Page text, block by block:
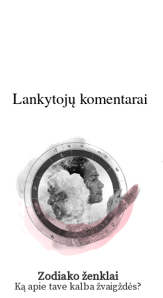
Lankytojų komentarai
Zodiako ženklai
Ką apie tave kalba žvaigždės?